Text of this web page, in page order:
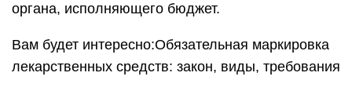
органа, исполняющего бюджет.
Вам будет интересно:Обязательная маркировка
лекарственных средств: закон, виды, требования